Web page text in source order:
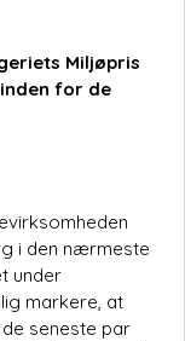
Miljøpris
for de
i den nærmeste
under
markere, at
seneste par